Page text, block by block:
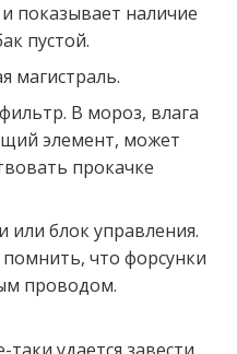
показывает наличие
пустой.
магистраль.
В мороз, влага
элемент, может
прокачке
или блок управления.
что форсунки
проводом.